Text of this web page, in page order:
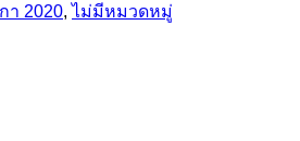
า 2020,ไม่มีหมวดหมู่